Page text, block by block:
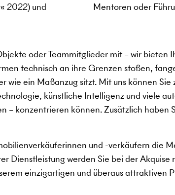
2022) und
Mentoren oder
oder Teammitglieder mit – wir
technisch an ihre Grenzen stoßen,
ein Maßanzug sitzt. Mit uns können
künstliche Intelligenz und viele
– konzentrieren können. Zusätzlich haben
und -verkäufern die
Dienstleistung werden Sie bei der
einzigartigen und überaus attraktiven